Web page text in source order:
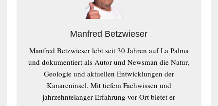
Manfred Betzwieser
Manfred Betzwieser lebt seit 30 Jahren auf La Palma
und dokumentiert als Autor und Newsman die Natur,
Geologie und aktuellen Entwicklungen der
Kanareninsel. Mit tiefem Fachwissen und
jahrzehntelanger Erfahrung vor Ort bietet er